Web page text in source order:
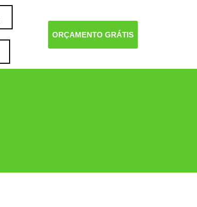
ORÇAMENTO GRÁTIS